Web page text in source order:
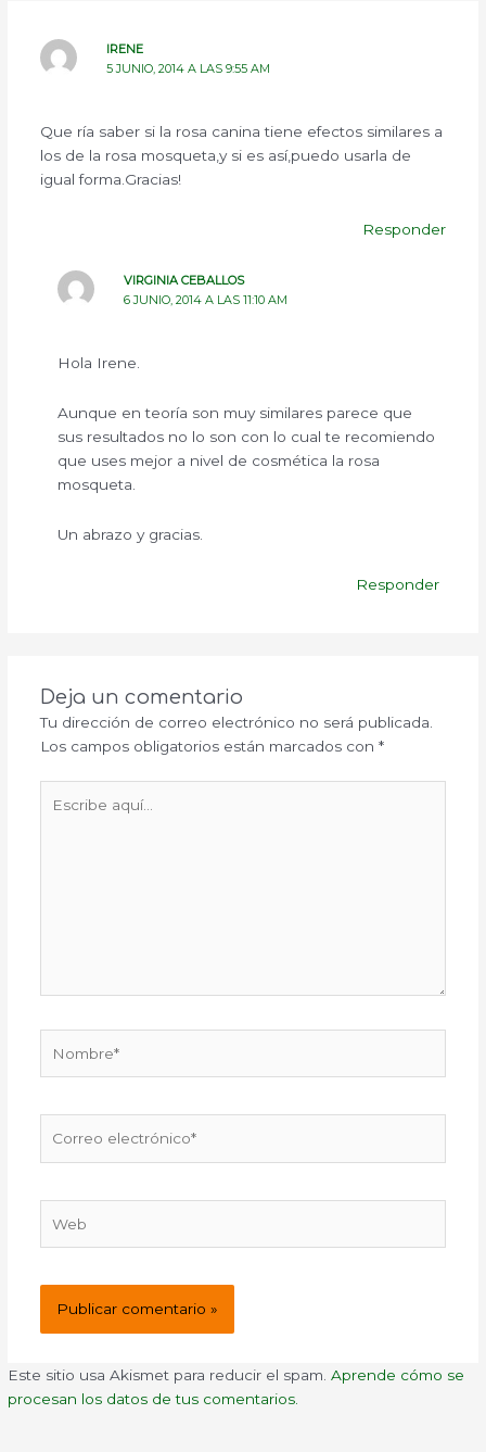
IRENE
5 JUNIO, 2014 A LAS 9:55 AM
Que ría saber si la rosa canina tiene efectos similares a
los de la rosa mosqueta,y si es así,puedo usarla de
igual forma.Gracias!
Responder
VIRGINIA CEBALLOS
6 JUNIO, 2014 A LAS 11:10 AM
Hola Irene.
Aunque en teoría son muy similares parece que
sus resultados no lo son con lo cual te recomiendo
que uses mejor a nivel de cosmética la rosa
mosqueta.
Un abrazo y gracias.
Responder
Deja un comentario
Tu dirección de correo electrónico no será publicada.
Los campos obligatorios están marcados con *
aquí...
electrónico*
Este sitio usa Akismet para reducir el spam.Aprende cómo se
procesan los datos de tus comentarios.